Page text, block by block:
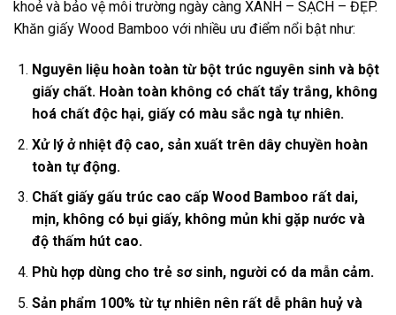
khoẻ và bảo vệ môi trường ngày càng XANH – SẠCH – ĐẸP.
Khăn giấy Wood Bamboo với nhiều ưu điểm nổi bật như:
Nguyên liệu hoàn toàn từ bột trúc nguyên sinh và bột
giấy chất. Hoàn toàn không có chất tẩy trắng, không
hoá chất độc hại, giấy có màu sắc ngà tự nhiên.
Xử lý ở nhiệt độ cao, sản xuất trên dây chuyền hoàn
toàn tự động.
Chất giấy gấu trúc cao cấp Wood Bamboo rất dai,
mịn, không có bụi giấy, không mủn khi gặp nước và
độ thấm hút cao.
Phù hợp dùng cho trẻ sơ sinh, người có da mẫn cảm.
Sản phẩm 100% từ tự nhiên nên rất dễ phân huỷ và